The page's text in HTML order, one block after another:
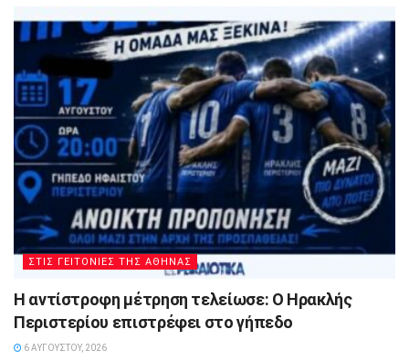
ΣΤΙΣ ΓΕΙΤΟΝΙΕΣ ΤΗΣ ΑΘΗΝΑΣ
Η αντίστροφη μέτρηση τελείωσε: Ο Ηρακλής
Περιστερίου επιστρέφει στο γήπεδο
6 ΑΥΓΟΎΣΤΟΥ, 2026